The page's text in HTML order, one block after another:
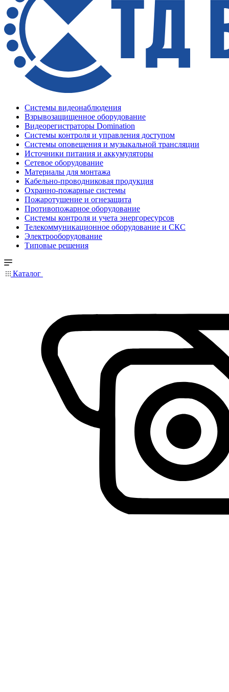
Системы видеонаблюдения
Взрывозащищенное оборудование
Видеорегистраторы Domination
Системы контроля и управления доступом
Системы оповещения и музыкальной трансляции
Источники питания и аккумуляторы
Сетевое оборудование
Материалы для монтажа
Кабельно-проводниковая продукция
Охранно-пожарные системы
Пожаротушение и огнезащита
Противопожарное оборудование
Системы контроля и учета энергоресурсов
Телекоммуникационное оборудование и СКС
Электрооборудование
Типовые решения
Каталог